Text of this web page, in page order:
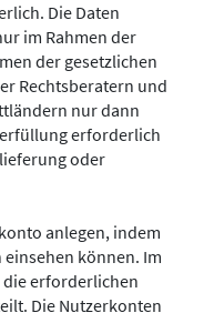
Die Daten
im Rahmen der
der gesetzlichen
Rechtsberatern und
nur dann
erforderlich
oder
anlegen, indem
können. Im
die erforderlichen
Die Nutzerkonten